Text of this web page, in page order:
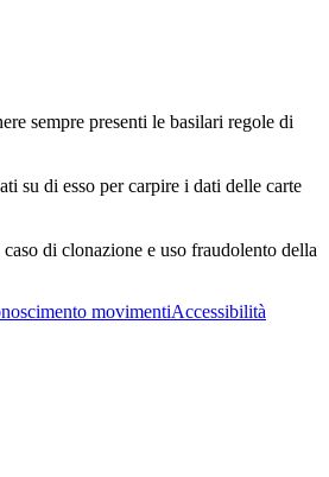
sempre presenti le basilari regole di
su di esso per carpire i dati delle carte
di clonazione e uso fraudolento della
movimentiAccessibilità